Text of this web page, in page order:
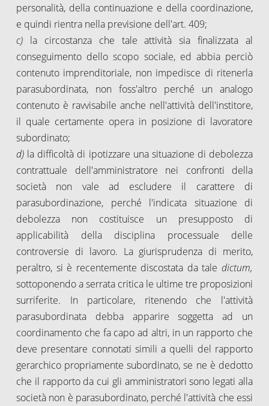
personalità, della continuazione e della coordinazione,
e quindi rientra nella previsione dell'art. 409;
c) la circostanza che tale attività sia finalizzata al
conseguimento dello scopo sociale, ed abbia perciò
contenuto imprenditoriale, non impedisce di ritenerla
parasubordinata, non foss'altro perché un analogo
contenuto è ravvisabile anche nell'attività dell'institore,
il quale certamente opera in posizione di lavoratore
subordinato;
d) la difficoltà di ipotizzare una situazione di debolezza
contrattuale dell'amministratore nei confronti della
società non vale ad escludere il carattere di
parasubordinazione, perché l'indicata situazione di
debolezza non costituisce un presupposto di
applicabilità della disciplina processuale delle
controversie di lavoro. La giurisprudenza di merito,
peraltro, si è recentemente discostata da tale dictum,
sottoponendo a serrata critica le ultime tre proposizioni
surriferite. In particolare, ritenendo che l'attività
parasubordinata debba apparire soggetta ad un
coordinamento che fa capo ad altri, in un rapporto che
deve presentare connotati simili a quelli del rapporto
gerarchico propriamente subordinato, se ne è dedotto
che il rapporto da cui gli amministratori sono legati alla
società non è parasubordinato, perché l'attività che essi